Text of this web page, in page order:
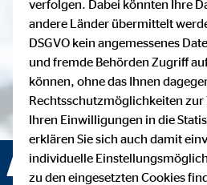
Alexander
verfolgen. Dabei könnten Ihre
andere Länder übermittelt
DSGVO kein angemessenes
und fremde Behörden Zugriff
können, ohne das Ihnen
Rechtsschutzmöglichkeiten
Ihren Einwilligungen in die
erklären Sie sich auch damit
individuelle
zu den eingesetzten Cookies